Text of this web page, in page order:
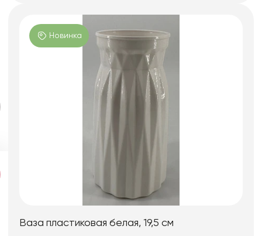
Новинка
Ваза пластиковая белая, 19,5 см